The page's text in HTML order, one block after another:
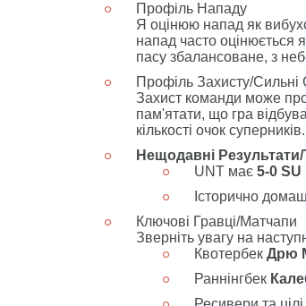
Профіль Нападу
Я оцінюю напад як
напад часто
пасу збалансоване, з
Профіль Захисту/Сильні
Захист команди може
пам'ятати, що гра
кількості очок
Нещодавні Результати/
UNT має 5-0 SU
Історично
Ключові Гравці/Матчапи
Зверніть увагу на
Квотербек Дрю
Раннінгбек